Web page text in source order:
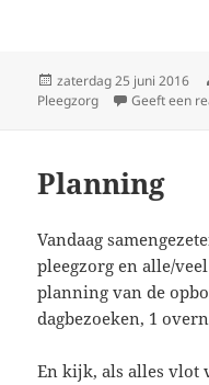
Geplaatst
op
zaterdag 25 juni 2016
Pleegzorg
Geeft een
Planning
Vandaag
pleegzorg en alle/
planning van de
dagbezoeken, 1
En kijk, als alles vlot